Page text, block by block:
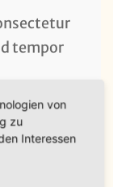
tempor
von
zu
Interessen